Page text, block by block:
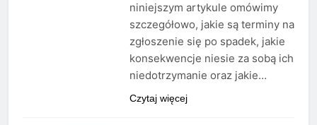
niniejszym artykule omówimy
szczegółowo, jakie są terminy na
zgłoszenie się po spadek, jakie
konsekwencje niesie za sobą ich
niedotrzymanie oraz jakie…
Czytaj więcej